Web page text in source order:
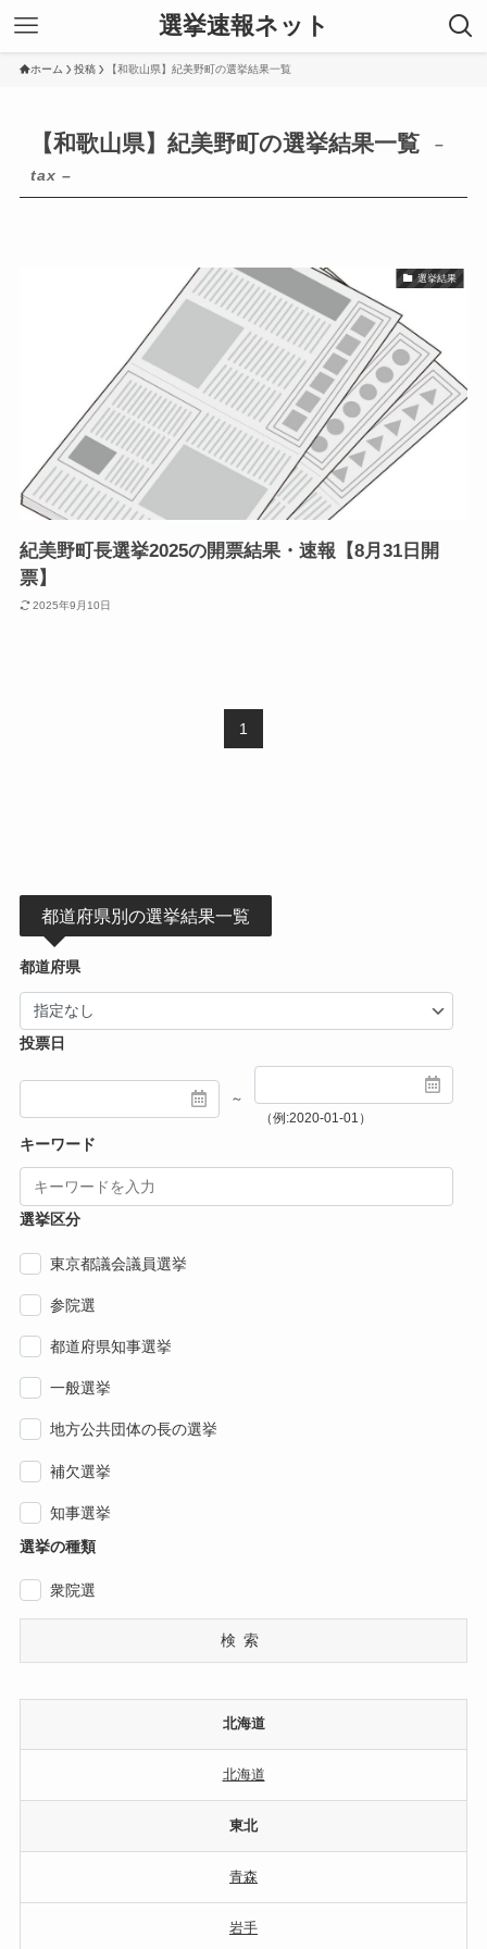
選挙速報ネット
ホーム 投稿 【和歌山県】紀美野町の選挙結果一覧
【和歌山県】紀美野町の選挙結果一覧
–
tax –
選挙結果
紀美野町長選挙2025の開票結果・速報【8月31日開
票】
2025年9月10日
1
都道府県別の選挙結果一覧
都道府県
投票日
～
（例:2020-01-01）
キーワード
選挙区分
東京都議会議員選挙
参院選
都道府県知事選挙
一般選挙
地方公共団体の長の選挙
補欠選挙
知事選挙
選挙の種類
衆院選
検索
北海道
北海道
東北
青森
岩手